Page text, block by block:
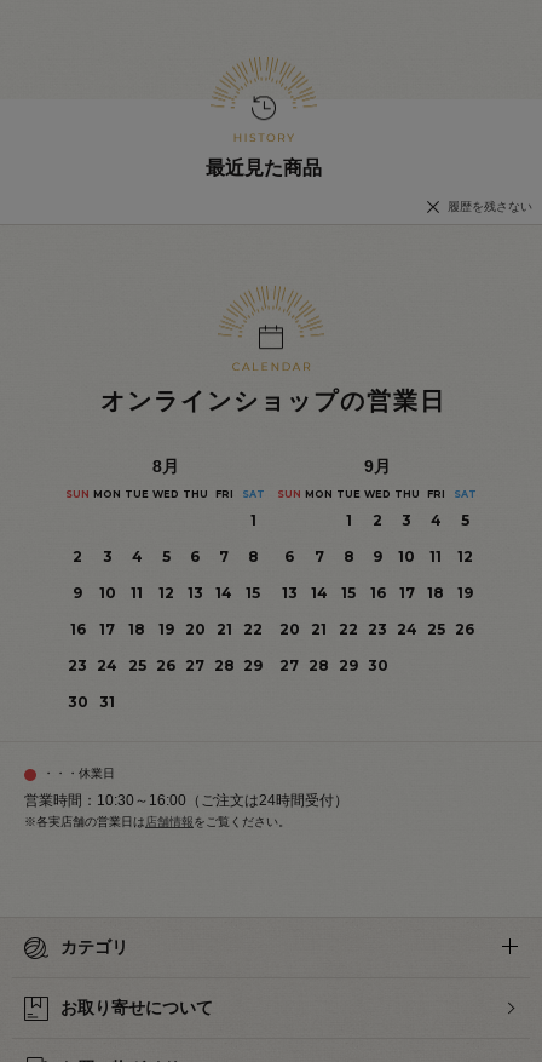
最近見た商品
履歴を残さない
オンラインショップの営業日
8月
SUN MON TUE WED THU FRI SAT
1
2
3 4 5 6 7
8
9
10 11 12 13 14
15
16
17 18 19 20 21
22
23
24 25 26 27 28 29
30
31
9月
SUN MON TUE WED THU FRI SAT
1 2 3 4
5
6
7 8 9 10 11
12
13
14 15 16 17 18
19
20
21 22 23 24 25
26
27 28 29 30
・・・休業日
営業時間：10:30～16:00（ご注文は24時間受付）
※各実店舗の営業日は店舗情報をご覧ください。
カテゴリ
お取り寄せについて